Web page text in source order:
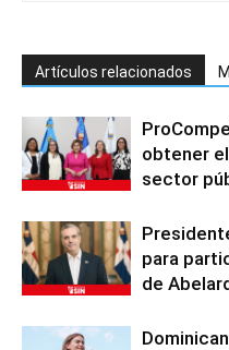
Artículos relacionados
obtener
sector
para
de